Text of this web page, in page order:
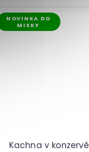
NOVINKA DO
MISKY
Kachna v konzervě